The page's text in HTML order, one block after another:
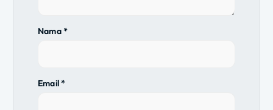
Nama*
Email*